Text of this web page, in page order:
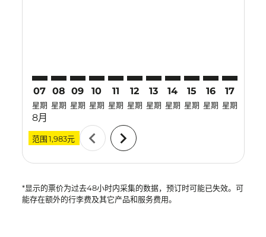
07
星期
8月
08
星期
09
星期
10
星期
11
星期
12
星期
13
星期
14
星期
15
星期
16
星期
17
星期
范围1,983元 chevron_left chevron_right
*显示的票价为过去48小时内采集的数据，预订时可能已失效。可
能存在额外的行李费及其它产品和服务费用。